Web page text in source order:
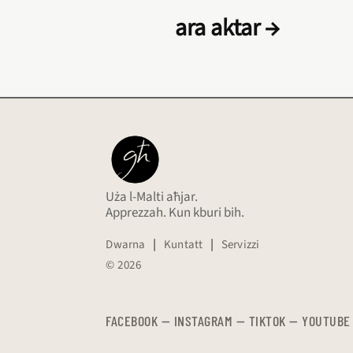
ara aktar →
Uża l-Malti aħjar.
Apprezzah. Kun kburi bih.
Dwarna | Kuntatt | Servizzi
© 2026
FACEBOOK — INSTAGRAM — TIKTOK — YOUTUBE